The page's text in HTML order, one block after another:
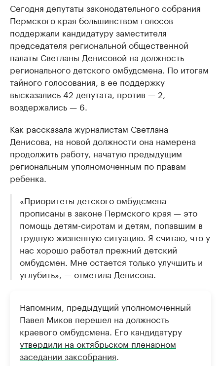
Сегодня депутаты законодательного собрания
Пермского края большинством голосов
поддержали кандидатуру заместителя
председателя региональной общественной
палаты Светланы Денисовой на должность
регионального детского омбудсмена. По итогам
тайного голосования, в ее поддержку
высказались 42 депутата, против — 2,
воздержались — 6.
Как рассказала журналистам Светлана
Денисова, на новой должности она намерена
продолжить работу, начатую предыдущим
региональным уполномоченным по правам
ребенка.
«Приоритеты детского омбудсмена
прописаны в законе Пермского края — это
помощь детям-сиротам и детям, попавшим в
трудную жизненную ситуацию. Я считаю, что у
нас хорошо работал прежний детский
омбудсмен. Мне остается только улучшить и
углубить», — отметила Денисова.
Напомним, предыдущий уполномоченный
Павел Миков перешел на должность
краевого омбудсмена. Его кандидатуру
утвердили на октябрьском пленарном
заседании заксобрания